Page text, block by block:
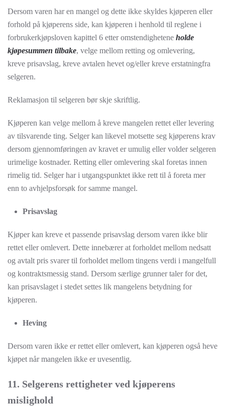
Dersom varen har en mangel og dette ikke skyldes kjøperen eller
forhold på kjøperens side, kan kjøperen i henhold til reglene i
forbrukerkjøpsloven kapittel 6 etter omstendighetene holde
kjøpesummen tilbake, velge mellom retting og omlevering,
kreve prisavslag, kreve avtalen hevet og/eller kreve erstatningfra
selgeren.
Reklamasjon til selgeren bør skje skriftlig.
Kjøperen kan velge mellom å kreve mangelen rettet eller levering
av tilsvarende ting. Selger kan likevel motsette seg kjøperens krav
dersom gjennomføringen av kravet er umulig eller volder selgeren
urimelige kostnader. Retting eller omlevering skal foretas innen
rimelig tid. Selger har i utgangspunktet ikke rett til å foreta mer
enn to avhjelpsforsøk for samme mangel.
Prisavslag
Kjøper kan kreve et passende prisavslag dersom varen ikke blir
rettet eller omlevert. Dette innebærer at forholdet mellom nedsatt
og avtalt pris svarer til forholdet mellom tingens verdi i mangelfull
og kontraktsmessig stand. Dersom særlige grunner taler for det,
kan prisavslaget i stedet settes lik mangelens betydning for
kjøperen.
Heving
Dersom varen ikke er rettet eller omlevert, kan kjøperen også heve
kjøpet når mangelen ikke er uvesentlig.
11. Selgerens rettigheter ved kjøperens
mislighold